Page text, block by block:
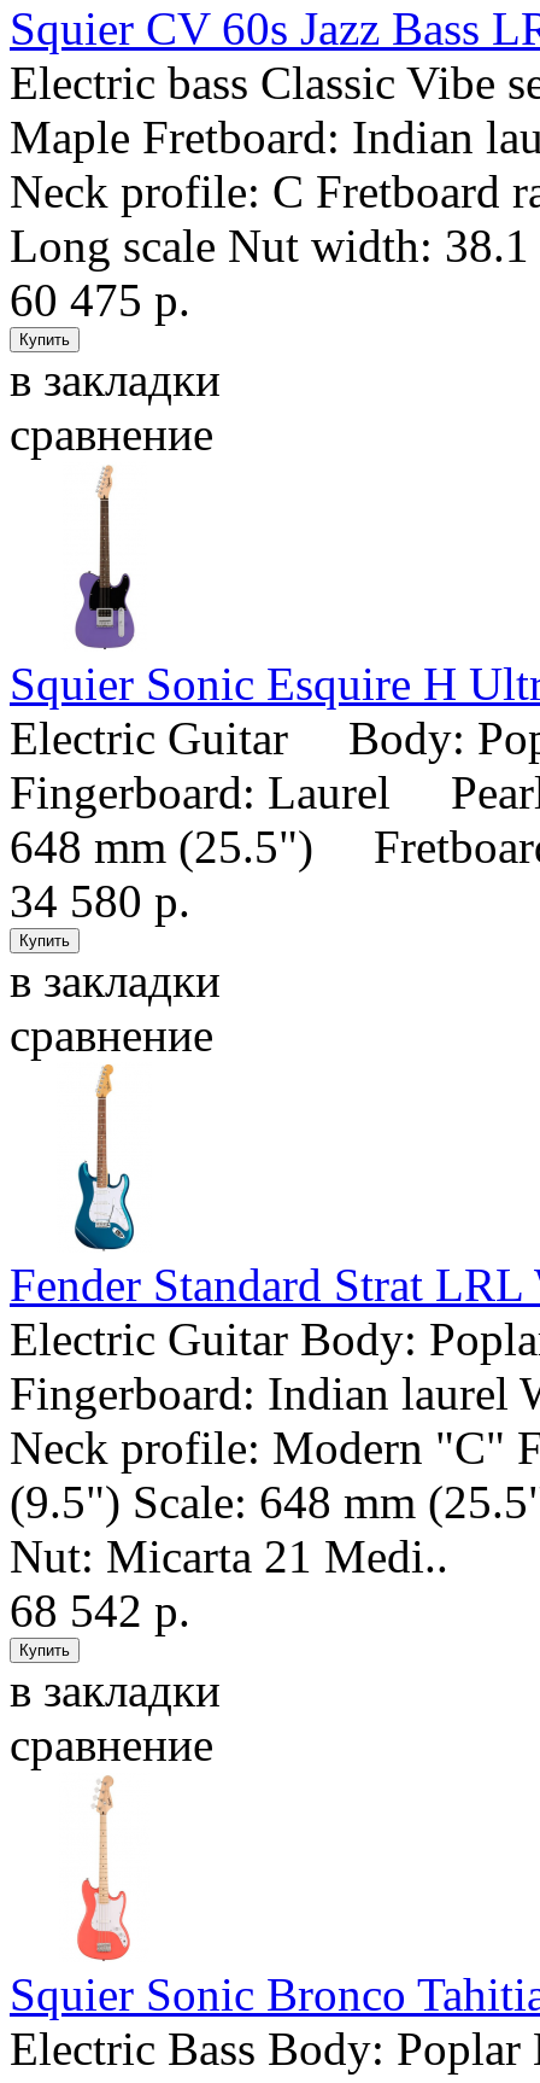
Squier CV 60s Jazz Bass
Electric bass Classic Vibe
Maple Fretboard: Indian
Neck profile: C Fretboard
Long scale Nut width:
60 475 р.
в закладки
сравнение
Squier Sonic Esquire H
Electric Guitar Body:
Fingerboard: Laurel
648 mm (25.5")
34 580 р.
в закладки
сравнение
Fender Standard Strat
Electric Guitar Body:
Fingerboard: Indian laurel
Neck profile: Modern "C"
(9.5") Scale: 648 mm
Nut: Micarta 21 Medi..
68 542 р.
в закладки
сравнение
Squier Sonic Bronco
Electric Bass Body: